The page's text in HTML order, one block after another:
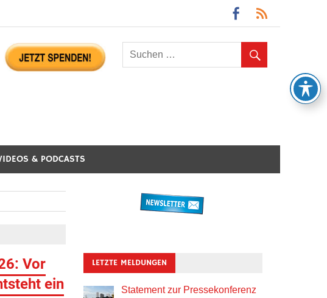
& PODCASTS
Vor
ein
LETZTE MELDUNGEN
Statement zur Pressekonferenz